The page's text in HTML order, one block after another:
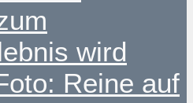
wird
Reine auf